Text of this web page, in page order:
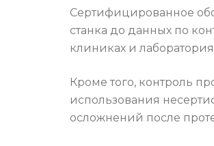
Сертифицированное
станка до данных по
клиниках и
Кроме того, контроль
использования
осложнений после